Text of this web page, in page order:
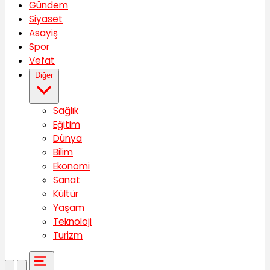
Gündem
Siyaset
Asayiş
Spor
Vefat
Diğer
Sağlık
Eğitim
Dünya
Bilim
Ekonomi
Sanat
Kültür
Yaşam
Teknoloji
Turizm